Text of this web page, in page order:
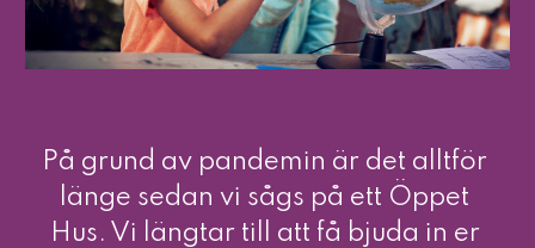
På grund av pandemin är det alltför
länge sedan vi sågs på ett Öppet
Hus. Vi längtar till att få bjuda in er